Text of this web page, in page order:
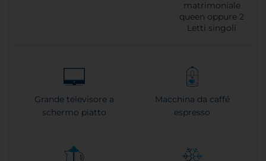
matrimoniale
queen oppure 2
Letti singoli
Grande televisore a
schermo piatto
Macchina da caffé
espresso